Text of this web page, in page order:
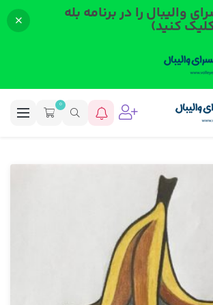
والیبال را در برنامه بله
کنید)
0